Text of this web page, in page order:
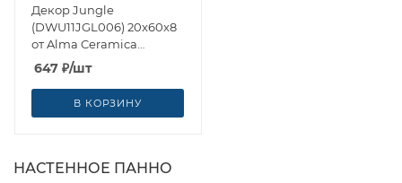
Декор Jungle
(DWU11JGL006) 20x60x8
от Alma Ceramica
(Россия)
647 ₽/шт
В КОРЗИНУ
НАСТЕННОЕ ПАННО